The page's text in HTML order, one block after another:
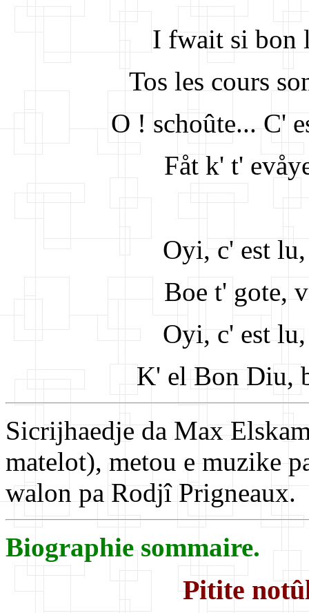
I fwait si bon
Tos les cours
O ! schoûte... C'
Fåt k' t'
Oyi, c' est lu,
Boe t' gote,
Oyi, c' est lu,
K' el Bon Diu,
Sicrijhaedje da Max
matelot), metou e muzike
walon pa Rodjî Prigneaux.
Biographie sommaire.
Pitite